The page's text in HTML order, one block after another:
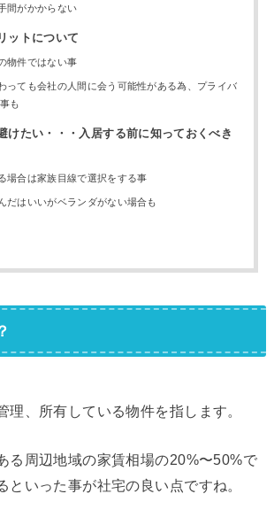
間がかからない
ットについて
物件ではない事
っても会社の人間に会う可能性がある為、プライバ
も
けたい・・・入居する前に知っておくべき
場合は家族目線で選択をする事
だはいいがベランダがない場合も
理、所有している物件を指します。
る周辺地域の家賃相場の20%〜50%で
といった事が社宅の良い点ですね。